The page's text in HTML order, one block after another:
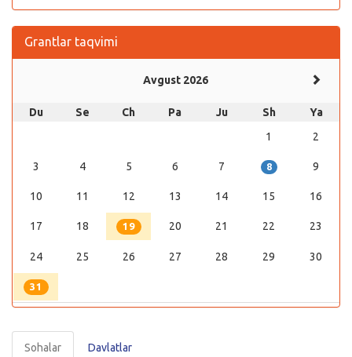
Grantlar taqvimi
Avgust 2026
Du Se Ch Pa Ju Sh
Ya
1
2
3 4 5 6 7 8 9
10 11 12 13 14 15 16
17 18 19 20 21 22 23
24 25 26 27 28 29 30
31
Sohalar Davlatlar